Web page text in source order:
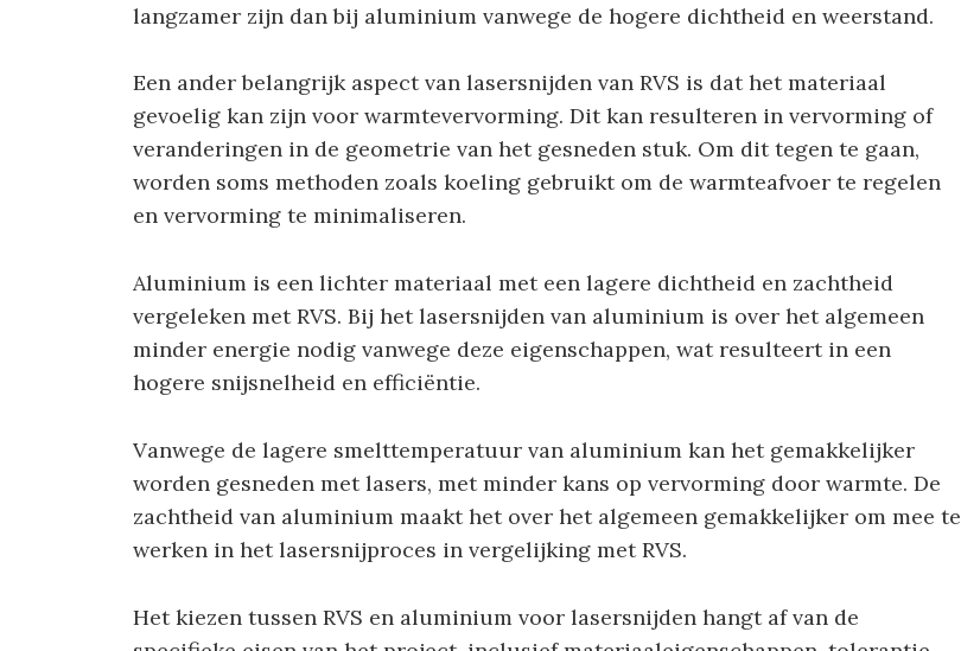
langzamer zijn dan bij aluminium vanwege de hogere dichtheid en weerstand.
Een ander belangrijk aspect van lasersnijden van RVS is dat het materiaal
gevoelig kan zijn voor warmtevervorming. Dit kan resulteren in vervorming of
veranderingen in de geometrie van het gesneden stuk. Om dit tegen te gaan,
worden soms methoden zoals koeling gebruikt om de warmteafvoer te regelen
en vervorming te minimaliseren.
Aluminium is een lichter materiaal met een lagere dichtheid en zachtheid
vergeleken met RVS. Bij het lasersnijden van aluminium is over het algemeen
minder energie nodig vanwege deze eigenschappen, wat resulteert in een
hogere snijsnelheid en efficiëntie.
Vanwege de lagere smelttemperatuur van aluminium kan het gemakkelijker
worden gesneden met lasers, met minder kans op vervorming door warmte. De
zachtheid van aluminium maakt het over het algemeen gemakkelijker om mee te
werken in het lasersnijproces in vergelijking met RVS.
Het kiezen tussen RVS en aluminium voor lasersnijden hangt af van de